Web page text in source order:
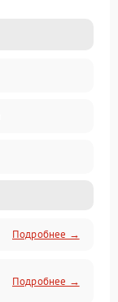
Подробнее →
Подробнее →